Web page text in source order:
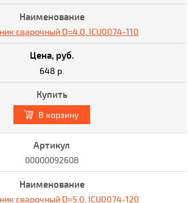
сварочный D=4.0, ICU0074-110
648 р.
В корзину
00000092608
сварочный D=5.0, ICU0074-120